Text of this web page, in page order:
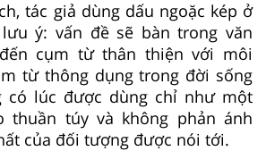
tác giả dùng dấu ngoặc kép ở
ý: vấn đề sẽ bàn trong văn
cụm từ thân thiện với môi
từ thông dụng trong đời sống
có lúc được dùng chỉ như một
thuần túy và không phản ánh
của đối tượng được nói tới.